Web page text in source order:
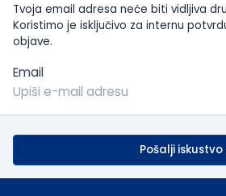
Tvoja email adresa neće biti vidljiva
Koristimo je isključivo za internu
objave.
Email
Pošalji iskustvo